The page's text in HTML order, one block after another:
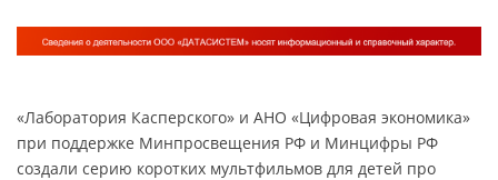
«Лаборатория Касперского» и АНО «Цифровая экономика»
при поддержке Минпросвещения РФ и Минцифры РФ
создали серию коротких мультфильмов для детей про